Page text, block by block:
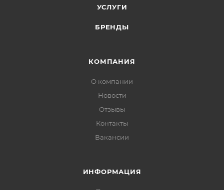
УСЛУГИ
БРЕНДЫ
КОМПАНИЯ
О компании
Новости
Отзывы
Контакты
Вакансии
ИНФОРМАЦИЯ